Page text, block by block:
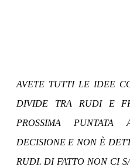
AVETE TUTTI LE IDEE
DIVIDE TRA RUDI E
PROSSIMA PUNTATA
DECISIONE E NON È
RUDI. DI FATTO NON CI